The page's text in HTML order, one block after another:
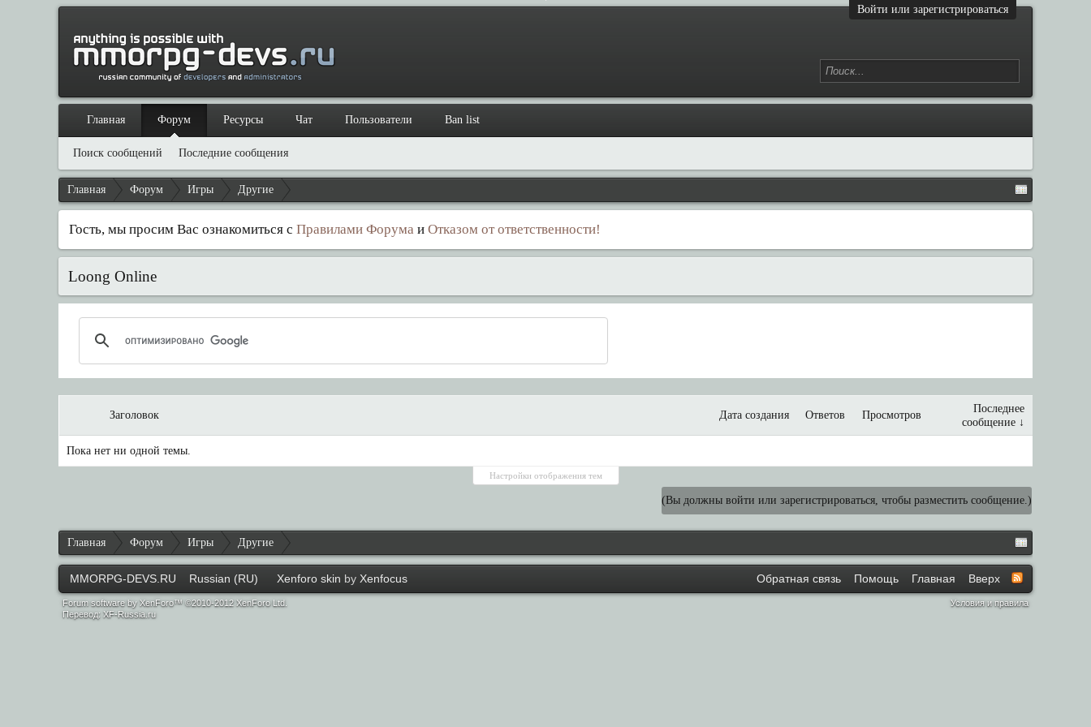
Войти или зарегистрироваться
Главная Форум Игры Другие
Гость, мы просим Вас ознакомиться сПравилами Форума иОтказом от ответственности!
Loong Online
Заголовок Дата создания Ответов Просмотров
Последнее
сообщение ↓
Пока нет ни одной темы.
Настройки отображения тем
(Вы должны войти или зарегистрироваться, чтобы разместить сообщение.)
Главная Форум Игры Другие
Главная Форум
Поиск сообщений Последние сообщения
Ресурсы Чат Пользователи Ban list
MMORPG-DEVS.RU Russian (RU) Xenforo skin byXenfocus Обратная связь Помощь Главная Вверх
Условия и правила
Forum software by XenForo™ ©2010-2012 XenForo Ltd.
Перевод:XF-Russia.ru